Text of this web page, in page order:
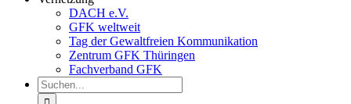
DACH e.V.
GFK weltweit
Tag der Gewaltfreien Kommunikation
Zentrum GFK Thüringen
Fachverband GFK
Suche
nach: